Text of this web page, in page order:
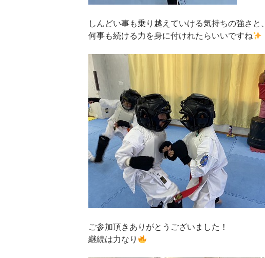
しんどい事も乗り越えていける気持ちの強さと、
何事も続ける力を身に付けれたらいいですね
ご参加頂きありがとうございました！
継続は力なり